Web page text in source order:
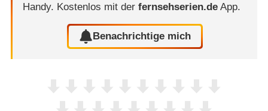
Handy. Kostenlos mit der fernsehserien.deApp.
Benachrichtige mich